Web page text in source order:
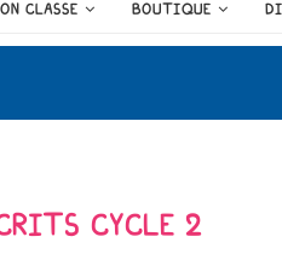
CLASSE BOUTIQUE
CYCLE 2